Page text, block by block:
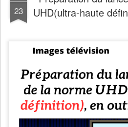
23
UHD(ultra-haute